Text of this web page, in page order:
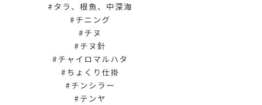
タラ、根魚、中深海
チニング
チヌ
チヌ針
チャイロマルハタ
ちょくり仕掛
チンシラー
テンヤ